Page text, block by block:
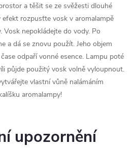
a těšit se ze svěžesti dlouhé
rozpusťte vosk v aromalampě
Vosk nepokládejte do vody. Po
a dá se znovu použít. Jeho objem
odpaří vonné esence. Lampu poté
půjde použitý vosk volně vyloupnout.
vlastní vůně nalámáním
aromalampy!
upozornění